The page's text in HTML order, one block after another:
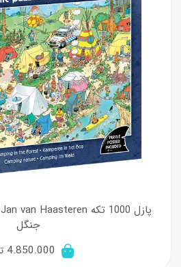
جنگل
4.850.000